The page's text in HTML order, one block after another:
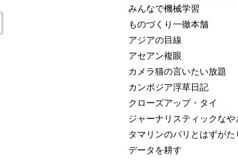
みんなで機械学習
ものづくり一徹本舗
アジアの目線
アセアン複眼
カメラ猫の言いたい放題
カンボジア浮草日記
クローズアップ・タイ
ジャーナリスティックなや
タマリンのパリとはずがた
データを耕す